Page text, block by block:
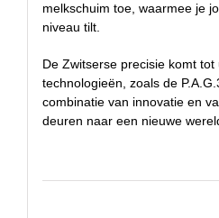
melkschuim toe, waarmee je
niveau tilt.
De Zwitserse precisie komt
technologieën, zoals de
combinatie van innovatie en
deuren naar een nieuwe